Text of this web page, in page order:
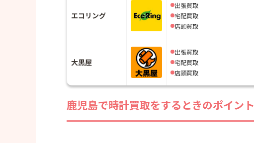
エコリング
出張買取
宅配買取
店頭買取
大黒屋
出張買取
宅配買取
店頭買取
鹿児島で時計買取をするときのポイント